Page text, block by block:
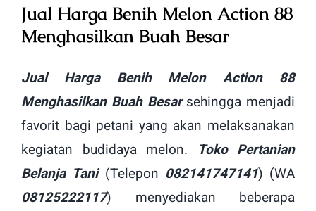
Jual Harga Benih Melon Action 88
Menghasilkan Buah Besar
Jual Harga Benih Melon Action 88
Menghasilkan Buah Besarsehingga menjadi
favorit bagi petani yang akan melaksanakan
kegiatan budidaya melon.
Toko Pertanian
Belanja Tani (Telepon 082141747141) (WA
08125222117) menyediakan beberapa